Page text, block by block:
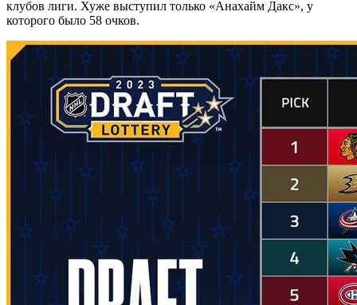
клубов лиги. Хуже выступил только «Анахайм Дакс», у
которого было 58 очков.